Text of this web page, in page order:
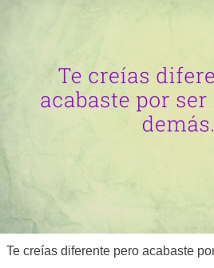
Te creías diferente pero acabaste